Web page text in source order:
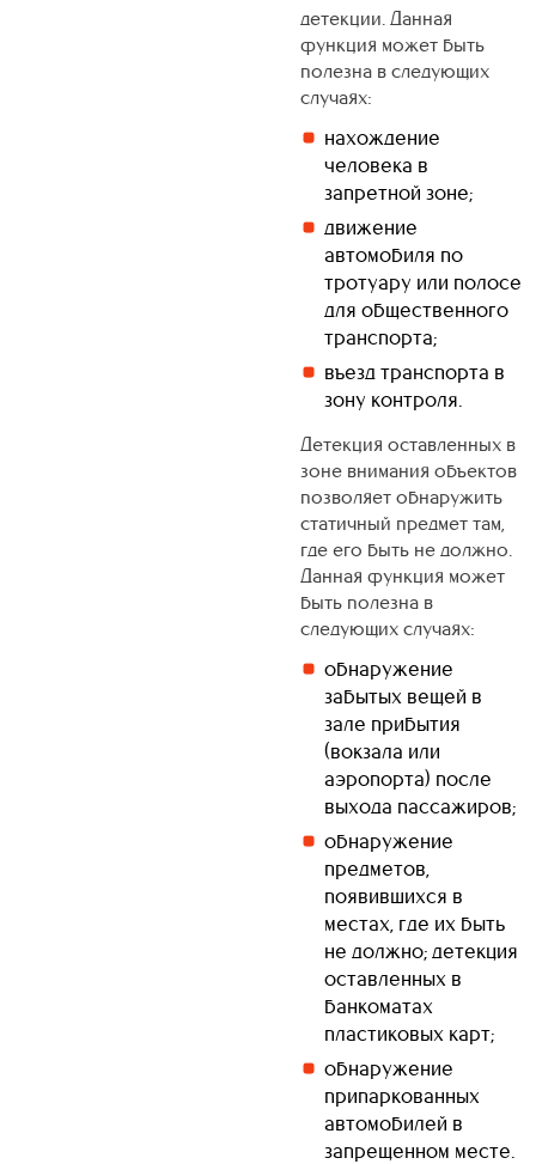
детекции. Данная
функция может быть
полезна в следующих
случаях:
нахождение
человека в
запретной зоне;
движение
автомобиля по
тротуару или полосе
для общественного
транспорта;
въезд транспорта в
зону контроля.
Детекция оставленных в
зоне внимания объектов
позволяет обнаружить
статичный предмет там,
где его быть не должно.
Данная функция может
быть полезна в
следующих случаях:
обнаружение
забытых вещей в
зале прибытия
(вокзала или
аэропорта) после
выхода пассажиров;
обнаружение
предметов,
появившихся в
местах, где их быть
не должно; детекция
оставленных в
банкоматах
пластиковых карт;
обнаружение
припаркованных
автомобилей в
запрещенном месте.